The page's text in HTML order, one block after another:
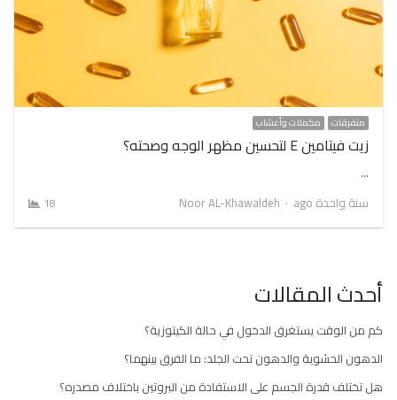
متفرقات مكملات وأعشاب
زيت فيتامين E لتحسين مظهر الوجه وصحته؟
…
سنة واحدة ago
Author
Noor AL-Khawaldeh
18
أحدث المقالات
كم من الوقت يستغرق الدخول في حالة الكيتوزية؟
الدهون الحشوية والدهون تحت الجلد: ما الفرق بينهما؟
هل تختلف قدرة الجسم على الاستفادة من البروتين باختلاف مصدره؟